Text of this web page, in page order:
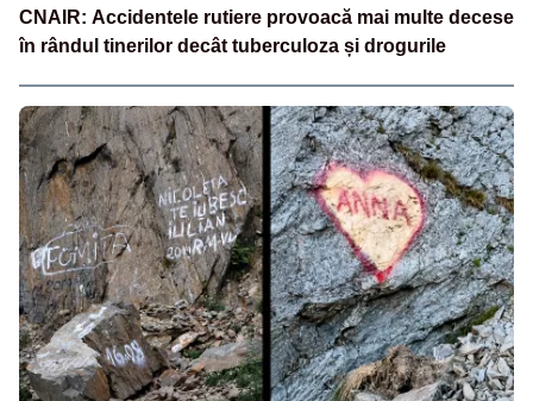
CNAIR: Accidentele rutiere provoacă mai multe decese
în rândul tinerilor decât tuberculoza și drogurile